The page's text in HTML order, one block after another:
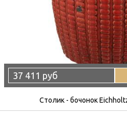
37 411 руб
Столик - бочонок